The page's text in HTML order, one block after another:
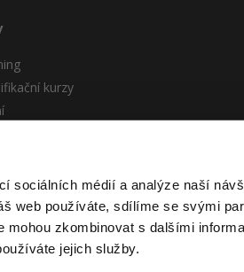
sociálních médií a analýze naší
web používáte, sdílíme se svými
zkombinovat s dalšími
jejich služby.
kurzy